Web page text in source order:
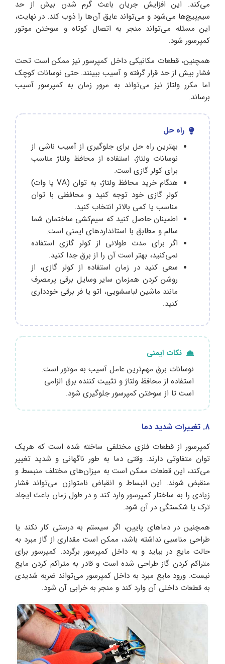
می‌کند. این افزایش جریان باعث گرم شدن بیش از حد
سیم‌پیچ‌ها می‌شود و می‌تواند عایق آن‌ها را ذوب کند. در نهایت،
این مسئله می‌تواند منجر به اتصال کوتاه و سوختن موتور
کمپرسور شود.
همچنین، قطعات مکانیکی داخل کمپرسور نیز ممکن است تحت
فشار بیش از حد قرار گرفته و آسیب ببینند. حتی نوسانات کوچک
اما مکرر ولتاژ نیز می‌تواند به مرور زمان به کمپرسور آسیب
برساند.
راه حل
بهترین راه حل برای جلوگیری از آسیب ناشی از
نوسانات ولتاژ، استفاده از محافظ ولتاژ مناسب
برای کولر گازی است.
هنگام خرید محافظ ولتاژ، به توان (VA یا وات)
کولر گازی خود توجه کنید و محافظی با توان
مناسب یا کمی بالاتر انتخاب کنید.
اطمینان حاصل کنید که سیم‌کشی ساختمان شما
سالم و مطابق با استانداردهای ایمنی است.
اگر برای مدت طولانی از کولر گازی استفاده
نمی‌کنید، بهتر است آن را از برق جدا کنید.
سعی کنید در زمان استفاده از کولر گازی، از
روشن کردن همزمان سایر وسایل برقی پرمصرف
مانند ماشین لباسشویی، اتو یا فر برقی خودداری
کنید.
نکات ایمنی
نوسانات برق مهم‌ترین عامل آسیب به موتور است.
استفاده از محافظ ولتاژ و تثبیت‌ کننده برق الزامی
است تا از سوختن کمپرسور جلوگیری شود.
8. تغییرات شدید دما
کمپرسور از قطعات فلزی مختلفی ساخته شده است که هریک
توان متفاوتی دارند. وقتی دما به طور ناگهانی و شدید تغییر
می‌کند، این قطعات ممکن است به میزان‌های مختلف منبسط و
منقبض شوند. این انبساط و انقباض نامتوازن می‌تواند فشار
زیادی را به ساختار کمپرسور وارد کند و در طول زمان باعث ایجاد
ترک یا شکستگی در آن شود.
همچنین در دماهای پایین، اگر سیستم به درستی کار نکند یا
طراحی مناسبی نداشته باشد، ممکن است مقداری از گاز مبرد به
حالت مایع در بیاید و به داخل کمپرسور برگردد. کمپرسور برای
متراکم کردن گاز طراحی شده است و قادر به متراکم کردن مایع
نیست. ورود مایع مبرد به داخل کمپرسور می‌تواند ضربه شدیدی
به قطعات داخلی آن وارد کند و منجر به خرابی آن شود.